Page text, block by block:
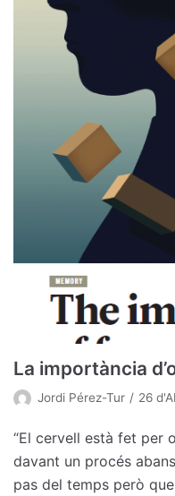
La importància
Jordi Pérez-Tur 26
“El cervell està fet per
davant un procés
pas del temps però